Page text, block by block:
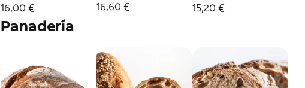
16,00 €
16,60 €
15,20 €
Panadería